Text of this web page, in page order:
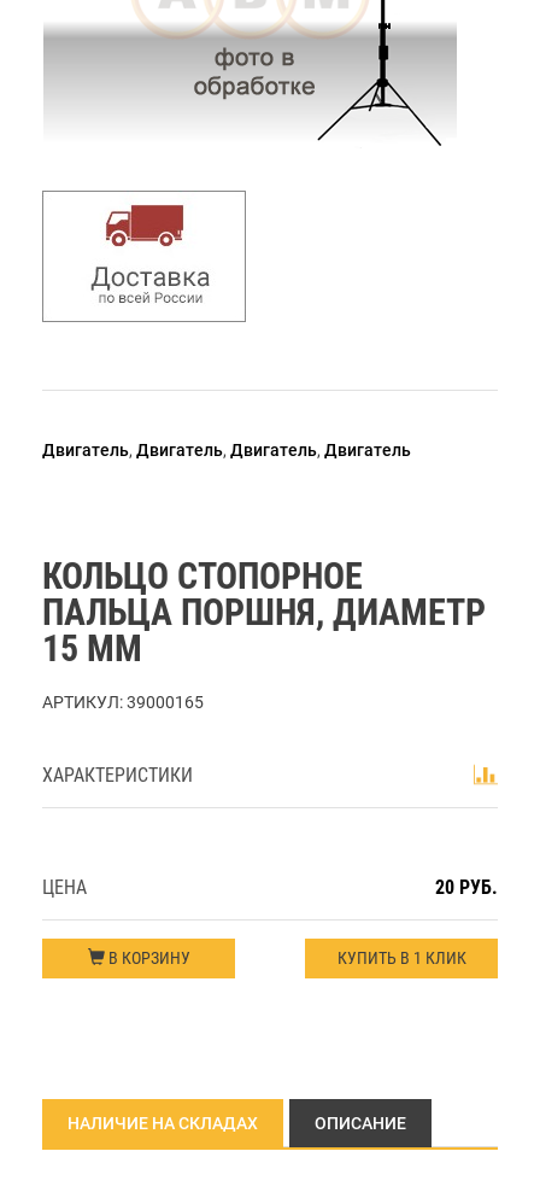
Двигатель, Двигатель, Двигатель, Двигатель
КОЛЬЦО СТОПОРНОЕ
ПАЛЬЦА ПОРШНЯ, ДИАМЕТР
15 ММ
АРТИКУЛ:39000165
ХАРАКТЕРИСТИКИ
ЦЕНА 20 РУБ.
В КОРЗИНУ КУПИТЬ В 1 КЛИК
НАЛИЧИЕ НА СКЛАДАХ ОПИСАНИЕ